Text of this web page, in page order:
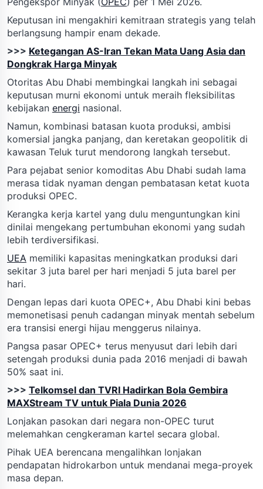
Keputusan ini mengakhiri kemitraan strategis yang telah
berlangsung hampir enam dekade.
>>> Ketegangan AS-Iran Tekan Mata Uang Asia dan
Dongkrak Harga Minyak
Otoritas Abu Dhabi membingkai langkah ini sebagai
keputusan murni ekonomi untuk meraih fleksibilitas
kebijakan energi nasional.
Namun, kombinasi batasan kuota produksi, ambisi
komersial jangka panjang, dan keretakan geopolitik di
kawasan Teluk turut mendorong langkah tersebut.
Para pejabat senior komoditas Abu Dhabi sudah lama
merasa tidak nyaman dengan pembatasan ketat kuota
produksi OPEC.
Kerangka kerja kartel yang dulu menguntungkan kini
dinilai mengekang pertumbuhan ekonomi yang sudah
lebih terdiversifikasi.
UEA memiliki kapasitas meningkatkan produksi dari
sekitar 3 juta barel per hari menjadi 5 juta barel per
hari.
Dengan lepas dari kuota OPEC+, Abu Dhabi kini bebas
memonetisasi penuh cadangan minyak mentah sebelum
era transisi energi hijau menggerus nilainya.
Pangsa pasar OPEC+ terus menyusut dari lebih dari
setengah produksi dunia pada 2016 menjadi di bawah
50% saat ini.
>>> Telkomsel dan TVRI Hadirkan Bola Gembira
MAXStream TV untuk Piala Dunia 2026
Lonjakan pasokan dari negara non-OPEC turut
melemahkan cengkeraman kartel secara global.
Pihak UEA berencana mengalihkan lonjakan
pendapatan hidrokarbon untuk mendanai mega-proyek
masa depan.